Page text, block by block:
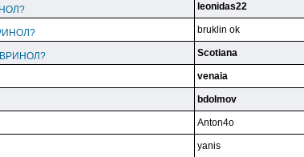
leonidas22
bruklin ok
Scotiana
venaia
bdolmov
Anton4o
yanis